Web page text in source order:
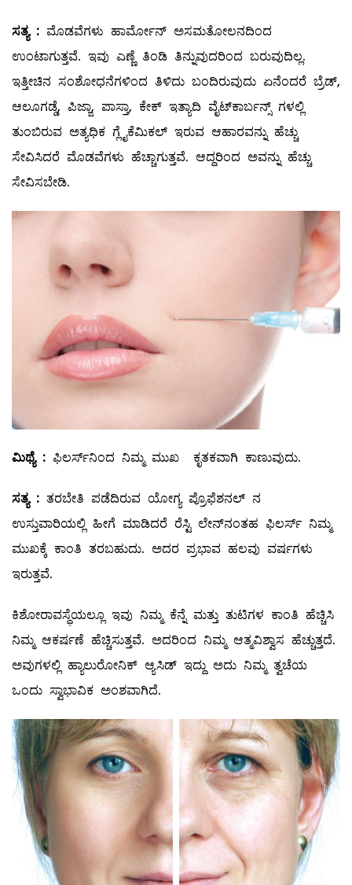
ಸತ್ಯ: ಮೊಡವೆಗಳು ಹಾರ್ಮೋನ್‌ ಅಸಮತೋಲನದಿಂದ
ಉಂಟಾಗುತ್ತವೆ. ಇವು ಎಣ್ಣೆ ತಿಂಡಿ ತಿನ್ನುವುದರಿಂದ ಬರುವುದಿಲ್ಲ.
ಇತ್ತೀಚಿನ ಸಂಶೋಧನೆಗಳಿಂದ ತಿಳಿದು ಬಂದಿರುವುದು ಏನೆಂದರೆ ಬ್ರೆಡ್‌,
ಆಲೂಗಡ್ಡೆ, ಪಿಜ್ಜಾ, ಪಾಸ್ತಾ, ಕೇಕ್‌ ಇತ್ಯಾದಿ ವೈಟ್‌ಕಾರ್ಬನ್ಸ್ ಗಳಲ್ಲಿ
ತುಂಬಿರುವ ಅತ್ಯಧಿಕ ಗ್ಲೈಕೆಮಿಕಲ್ ಇರುವ ಆಹಾರವನ್ನು ಹೆಚ್ಚು
ಸೇವಿಸಿದರೆ ಮೊಡವೆಗಳು ಹೆಚ್ಚಾಗುತ್ತವೆ. ಆದ್ದರಿಂದ ಅವನ್ನು ಹೆಚ್ಚು
ಸೇವಿಸಬೇಡಿ.
ಮಿಥ್ಯೆ: ಫಿಲರ್ಸ್‌ನಿಂದ ನಿಮ್ಮ ಮುಖ ಕೃತಕವಾಗಿ ಕಾಣುವುದು.
ಸತ್ಯ: ತರಬೇತಿ ಪಡೆದಿರುವ ಯೋಗ್ಯ ಪ್ರೊಫೆಶನಲ್ ನ
ಉಸ್ತುವಾರಿಯಲ್ಲಿ ಹೀಗೆ ಮಾಡಿದರೆ ರೆಸ್ಟಿ ಲೇನ್‌ನಂತಹ ಫಿಲರ್ಸ್ ನಿಮ್ಮ
ಮುಖಕ್ಕೆ ಕಾಂತಿ ತರಬಹುದು. ಅದರ ಪ್ರಭಾವ ಹಲವು ವರ್ಷಗಳು
ಇರುತ್ತವೆ.
ಕಿಶೋರಾವಸ್ಥೆಯಲ್ಲೂ ಇವು ನಿಮ್ಮ ಕೆನ್ನೆ ಮತ್ತು ತುಟಿಗಳ ಕಾಂತಿ ಹೆಚ್ಚಿಸಿ
ನಿಮ್ಮ ಆಕರ್ಷಣೆ ಹೆಚ್ಚಿಸುತ್ತವೆ. ಅದರಿಂದ ನಿಮ್ಮ ಆತ್ಮವಿಶ್ವಾಸ ಹೆಚ್ಚುತ್ತದೆ.
ಅವುಗಳಲ್ಲಿ ಹ್ಯಾಲುರೋನಿಕ್‌ ಆ್ಯಸಿಡ್‌ ಇದ್ದು ಅದು ನಿಮ್ಮ ತ್ವಚೆಯ
ಒಂದು ಸ್ವಾಭಾವಿಕ ಅಂಶವಾಗಿದೆ.